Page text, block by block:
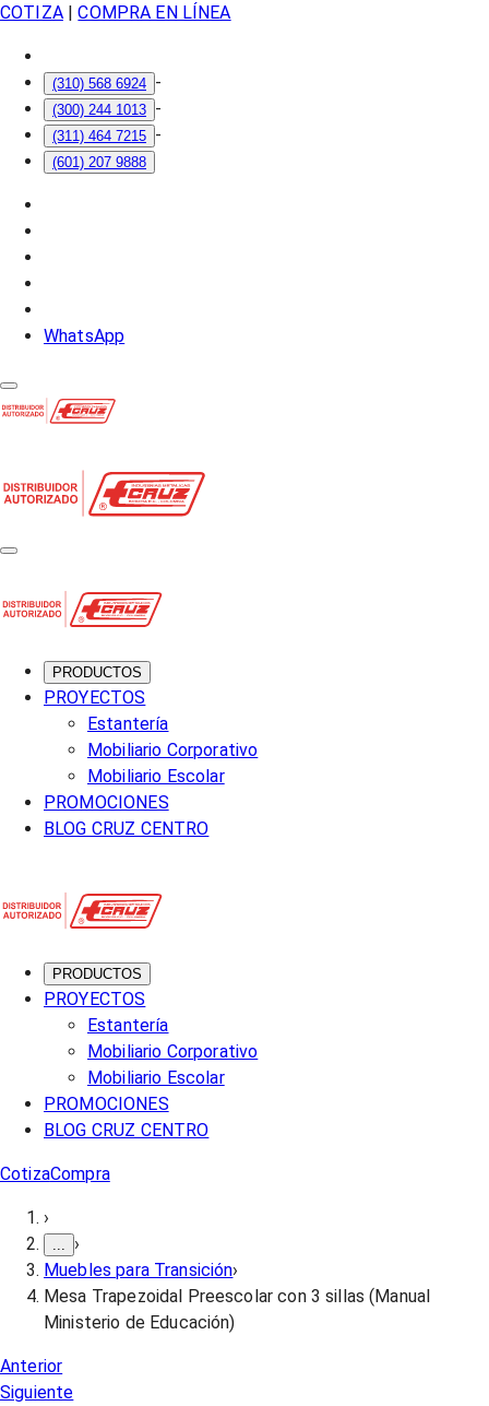
COTIZA| COMPRA EN LÍNEA
(310) 568 6924 -
(300) 244 1013 -
(311) 464 7215 -
(601) 207 9888
WhatsApp
PRODUCTOS
PROYECTOS
Estantería
Mobiliario Corporativo
Mobiliario Escolar
PROMOCIONES
BLOG CRUZ CENTRO
PRODUCTOS
PROYECTOS
Estantería
Mobiliario Corporativo
Mobiliario Escolar
PROMOCIONES
BLOG CRUZ CENTRO
CotizaCompra
›
›
Muebles para Transición›
Mesa Trapezoidal Preescolar con 3 sillas (Manual
Ministerio de Educación)
Anterior
Siguiente